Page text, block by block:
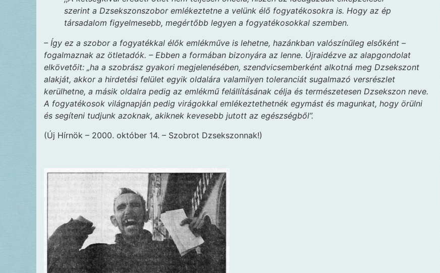
szerint a Dzsekszonszobor emlékeztetne a velünk élő fogyatékosokra is. Hogy az ép
társadalom figyelmesebb, megértőbb legyen a fogyatékosokkal szemben.
– Így ez a szobor a fogyatékkal élők emlékműve is lehetne, hazánkban valószínűleg elsőként –
fogalmaznak az ötletadók. – Ebben a formában bizonyára az lenne. Újraidézve az alapgondolat
elkövetőit: „ha a szobrász gyakori megjelenésében, szendvicsemberként alkotná meg Dzsekszont
alakját, akkor a hirdetési felület egyik oldalára valamilyen toleranciát sugalmazó versrészlet
kerülhetne, a másik oldalra pedig az emlékmű felállításának célja és természetesen Dzsekszon neve.
A fogyatékosok világnapján pedig virágokkal emlékeztethetnék egymást és magunkat, hogy örülni
és segíteni tudjunk azoknak, akiknek kevesebb jutott az egészségből”.
(Új Hírnök – 2000. október 14. – Szobrot Dzsekszonnak!)